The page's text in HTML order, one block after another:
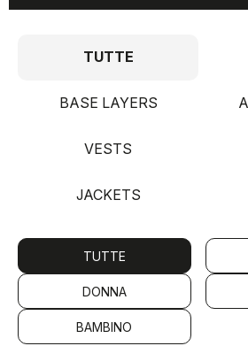
TUTTE
BASE LAYERS
VESTS
JACKETS
TUTTE
DONNA
BAMBINO